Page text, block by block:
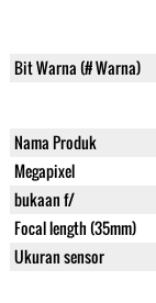
Bit Warna (# Warna)
Nama Produk
Megapixel
bukaan f/
Focal length (35mm)
Ukuran sensor